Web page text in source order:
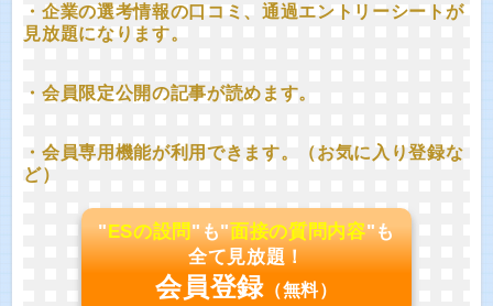
・企業の選考情報の口コミ、通過エントリーシートが
見放題になります。
・会員限定公開の記事が読めます。
・会員専用機能が利用できます。（お気に入り登録な
ど）
"ESの設問"も"面接の質問内容"も
全て見放題！
会員登録 （無料）